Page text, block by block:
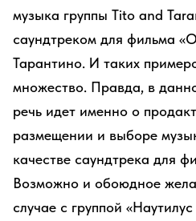
музыка группы Tito and
саундтреком для фильма
Тарантино. И таких
множество. Правда, в
речь идет именно о
размещении и выборе
качестве саундтрека для
Возможно и обоюдное
случае с группой